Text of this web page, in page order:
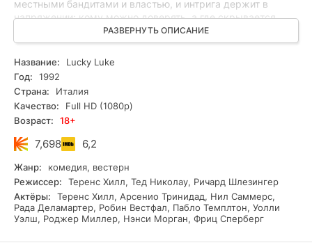
местными бандитами и властью, и интрига держит в
напряжении: кому можно доверять, а где скрывается
коварство — вопрос на каждом шагу. Сериал идеален
для любителей динамичной драмы, триллера и
детективной загадки с щепоткой юмора. Смотрите онлайн
все серии бесплатно в HD — в хорошем качестве, чтобы
не пропустить каждую сцену и погрузиться в атмосферу
Запада без компромиссов.
РАЗВЕРНУТЬ ОПИСАНИЕ
Название:
Lucky Luke
Год:
1992
Страна:
Италия
Качество:
Full HD (1080p)
Возраст:
18+
7,698 6,2
Жанр:
комедия, вестерн
Режиссер:
Теренс Хилл, Тед Николау, Ричард Шлезингер
Актёры:
Теренс Хилл, Арсенио Тринидад, Нил Саммерс,
Рада Деламартер, Робин Вестфал, Пабло Темплтон, Уолли
Уэлш, Роджер Миллер, Нэнси Морган, Фриц Сперберг